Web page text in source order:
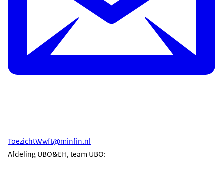
ToezichtWwft@minfin.nl
Afdeling UBO&EH, team UBO: